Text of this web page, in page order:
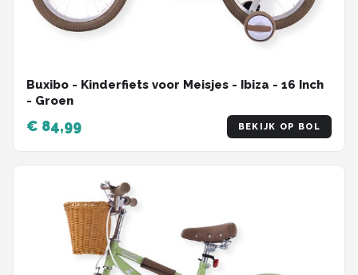
Buxibo - Kinderfiets voor Meisjes - Ibiza - 16 Inch
- Groen
€ 84,99 BEKIJK OP BOL